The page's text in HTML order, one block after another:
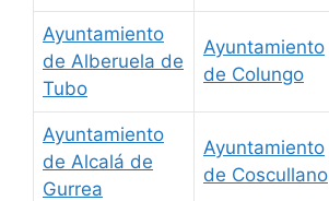
Ayuntamiento
de Alberuela de
Tubo
Ayuntamiento
de Colungo
Ayuntamiento
de Alcalá de
Gurrea
Ayuntamiento
de Coscullano